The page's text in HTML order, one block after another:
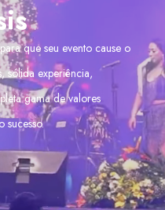
que seu evento cause o
sólida experiência,
gama de valores
sucesso.